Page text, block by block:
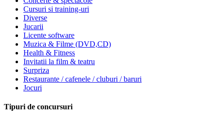
Cursuri si training-uri
Diverse
Jucarii
Licente software
Muzica & Filme (DVD,CD)
Health & Fitness
Invitatii la film & teatru
Surpriza
Restaurante / cafenele / cluburi / baruri
Jocuri
Tipuri de concursuri